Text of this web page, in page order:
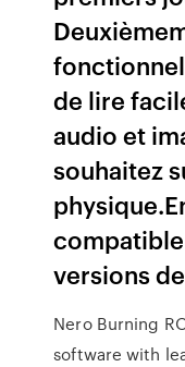
de lire
audio et
souhaitez
versions
Nero Burning
software with